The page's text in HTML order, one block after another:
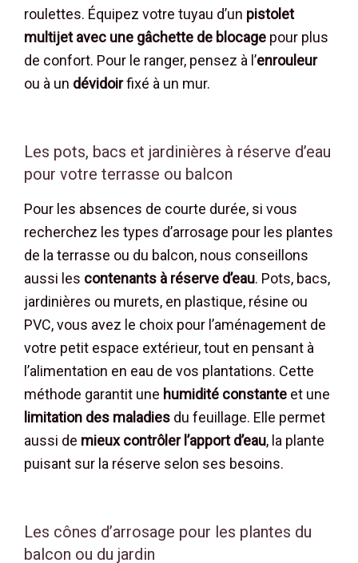
roulettes. Équipez votre tuyau d’un pistolet
multijet avec une gâchette de blocage pour plus
de confort. Pour le ranger, pensez à l’enrouleur
ou à un dévidoirfixé à un mur.
Les pots, bacs et jardinières à réserve d’eau
pour votre terrasse ou balcon
Pour les absences de courte durée, si vous
recherchez les types d’arrosage pour les plantes
de la terrasse ou du balcon, nous conseillons
aussi les contenants à réserve d’eau. Pots, bacs,
jardinières ou murets, en plastique, résine ou
PVC, vous avez le choix pour l’aménagement de
votre petit espace extérieur, tout en pensant à
l’alimentation en eau de vos plantations. Cette
méthode garantit une humidité constante et une
limitation des maladies du feuillage. Elle permet
aussi de mieux contrôler l’apport d’eau, la plante
puisant sur la réserve selon ses besoins.
Les cônes d’arrosage pour les plantes du
balcon ou du jardin